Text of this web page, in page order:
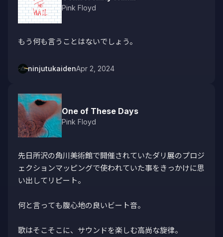
Pink Floyd
もう何も言うことはないでしょう。
ninjutukaidenApr 2, 2024
One of These Days
Pink Floyd
先日所沢の角川美術館で開催されていたダリ展のプロジ
ェクションマッピングで使われていた事をきっかけに思
い出してリピート。
何と言っても腹心地の良いビート音。
歌はそこそこに、サウンドを楽しむ高尚な旋律。